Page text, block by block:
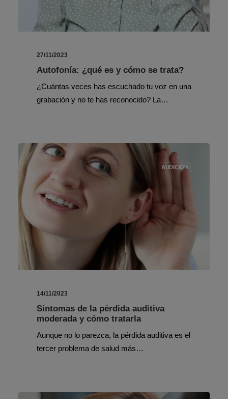
27/11/2023
Autofonía: ¿qué es y cómo se trata?
¿Cuántas veces has escuchado tu voz en una
grabación y no te has reconocido? La…
AUDICIÓN
14/11/2023
Síntomas de la pérdida auditiva
moderada y cómo tratarla
Aunque no lo parezca, la pérdida auditiva es el
tercer problema de salud más…